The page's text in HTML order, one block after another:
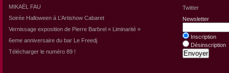
MIKAËL FAU
Soirée Halloween à L’Artishow Cabaret
Vernissage exposition de Pierre Barbrel « Liminarité »
6eme anniversaire du bar Le Freedj
Télécharger le numéro 89 !
Twitter
Newsletter
Inscription
Désinscription